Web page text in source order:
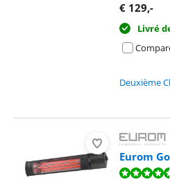
€ 129,-
Livré
Deuxième
Eurom
La note est de 9,1 sur 10, basée sur